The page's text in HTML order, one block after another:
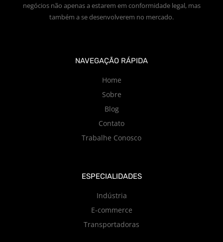
negócios não apenas a estarem em conformidade legal, mas
também a se desenvolverem no mercado.
NAVEGAÇÃO RÁPIDA
Home
Sobre
Blog
Contato
Trabalhe Conosco
ESPECIALIDADES
Indústria
E-commerce
Transportadoras